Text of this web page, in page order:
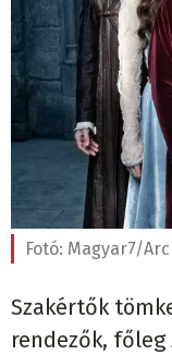
Fotó: Magyar7/
Szakértők
rendezők,